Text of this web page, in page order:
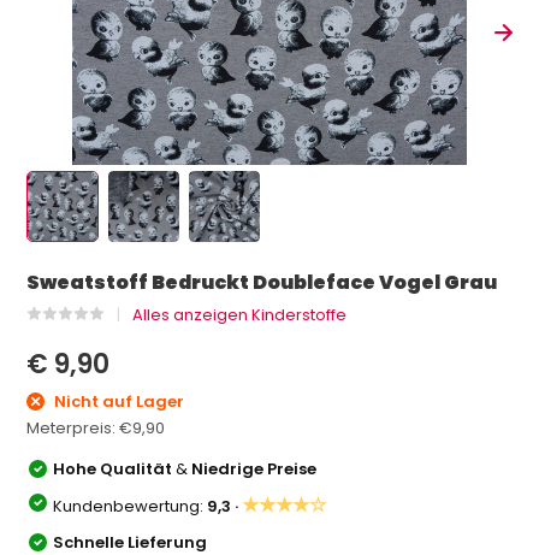
Sweatstoff Bedruckt Doubleface Vogel Grau
Alles anzeigen Kinderstoffe
€ 9,90
Nicht auf Lager
Meterpreis:€9,90
Hohe Qualität& Niedrige Preise
Kundenbewertung: 9,3 ·★★★★☆
Schnelle Lieferung